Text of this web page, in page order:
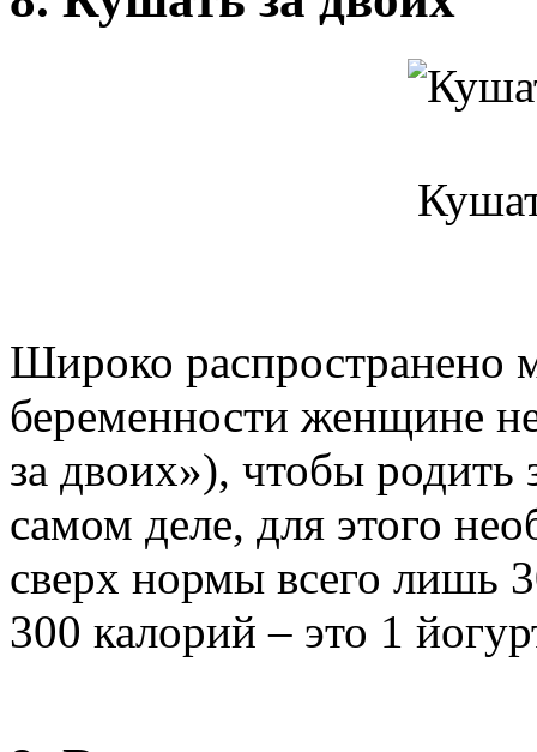
Широко распространено
беременности женщине
за двоих»), чтобы родить
самом деле, для этого
сверх нормы всего лишь
300 калорий – это 1